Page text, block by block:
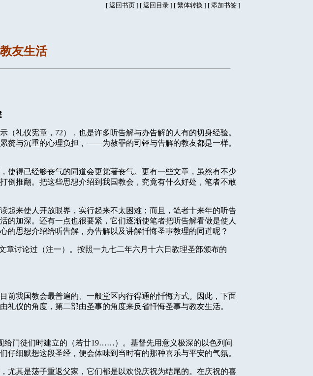
[ 返回书页 ] [ 返回目录 ] [ 繁体转换 ] [ 添加书签 ]
友生活
（礼仪宪章， 72），也是许多听告解与办告解的人有的切身经验。
赘与沉重的心理负担，——为赦罪的司铎与告解的教友都是一样。
使得已经够丧气的同道会更觉著丧气。更有一些文章，虽然有不少
倒推翻。把这些思想介绍到我国教会，究竟有什么好处，笔者不敢
起来使人开放眼界，实行起来不太困难；而且，笔者十来年的听告
加深。还有一点也很要紧，它们逐渐使笔者把听告解看做是使人
的思想介绍给听告解，办告解以及讲解忏悔圣事教理的同道呢？
讨论过（注一）。按照一九七二年六月十六日教理圣部颁布的
前我国教会最普遍的、一般堂区内行得通的忏悔方式。因此，下面
仪的角度，第二部由圣事的角度来反省忏悔圣事与教友生活。
给门徒们时建立的（若廿19……）。基督先用意义极深的以色列问
细默想这段圣经，便会体味到当时有的那种喜乐与平安的气氛。
尤其是荡子重返父家，它们都是以欢悦庆祝为结尾的。在庆祝的喜